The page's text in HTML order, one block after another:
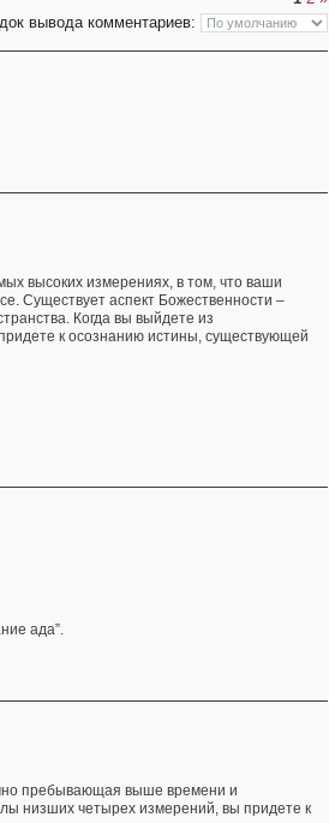
вывода комментариев:
высоких измерениях, в том, что ваши
Существует аспект Божественности –
Когда вы выйдете из
к осознанию истины, существующей
ада”.
пребывающая выше времени и
низших четырех измерений, вы придете к